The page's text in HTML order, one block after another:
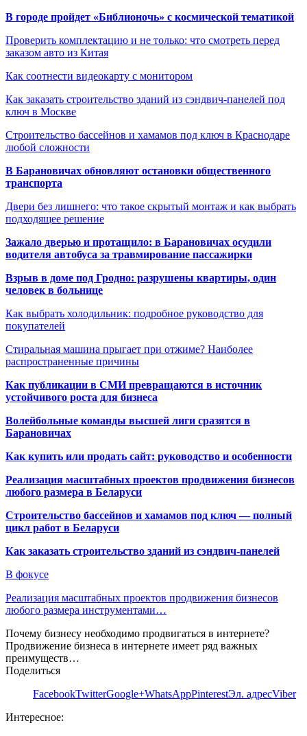
В городе пройдет «Библионочь» с космической тематикой
Проверить комплектацию и не только: что смотреть перед
заказом авто из Китая
Как соотнести видеокарту с монитором
Как заказать строительство зданий из сэндвич-панелей под
ключ в Москве
Строительство бассейнов и хамамов под ключ в Краснодаре
любой сложности
В Барановичах обновляют остановки общественного
транспорта
Двери без лишнего: что такое скрытый монтаж и как выбрать
подходящее решение
Зажало дверью и протащило: в Барановичах осудили
водителя автобуса за травмирование пассажирки
Взрыв в доме под Гродно: разрушены квартиры, один
человек в больнице
Как выбрать холодильник: подробное руководство для
покупателей
Стиральная машина прыгает при отжиме? Наиболее
распространенные причины
Как публикации в СМИ превращаются в источник
устойчивого роста для бизнеса
Волейбольные команды высшей лиги сразятся в
Барановичах
Как купить или продать сайт: руководство и особенности
Реализация масштабных проектов продвижения бизнесов
любого размера в Беларуси
Строительство бассейнов и хамамов под ключ — полный
цикл работ в Беларуси
Как заказать строительство зданий из сэндвич-панелей
В фокусе
Реализация масштабных проектов продвижения бизнесов
любого размера инструментами…
Почему бизнесу необходимо продвигаться в интернете?
Продвижение бизнеса в интернете имеет ряд важных
преимуществ…
Поделиться
FacebookTwitterGoogle+WhatsAppPinterestЭл. адресViber
Интересное: